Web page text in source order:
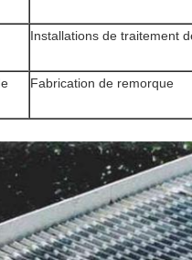
Installations de traitement
Fabrication de remorque